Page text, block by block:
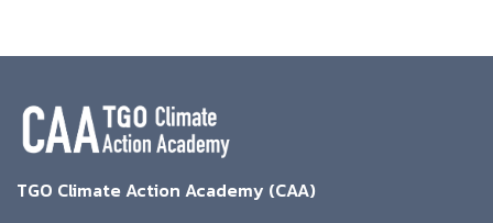
TGO Climate Action Academy (CAA)